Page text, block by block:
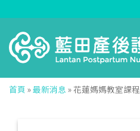
to
content
首頁 »最新消息 »花蓮媽媽教室課程